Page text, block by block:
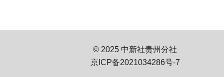
© 2025 中新社贵州分社
京ICP备2021034286号-7